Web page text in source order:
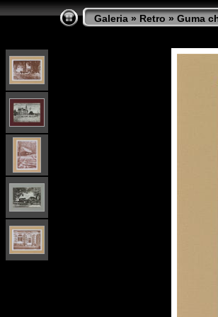
Galeria » Retro » Guma